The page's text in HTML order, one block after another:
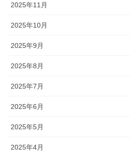
2025年11月
2025年10月
2025年9月
2025年8月
2025年7月
2025年6月
2025年5月
2025年4月